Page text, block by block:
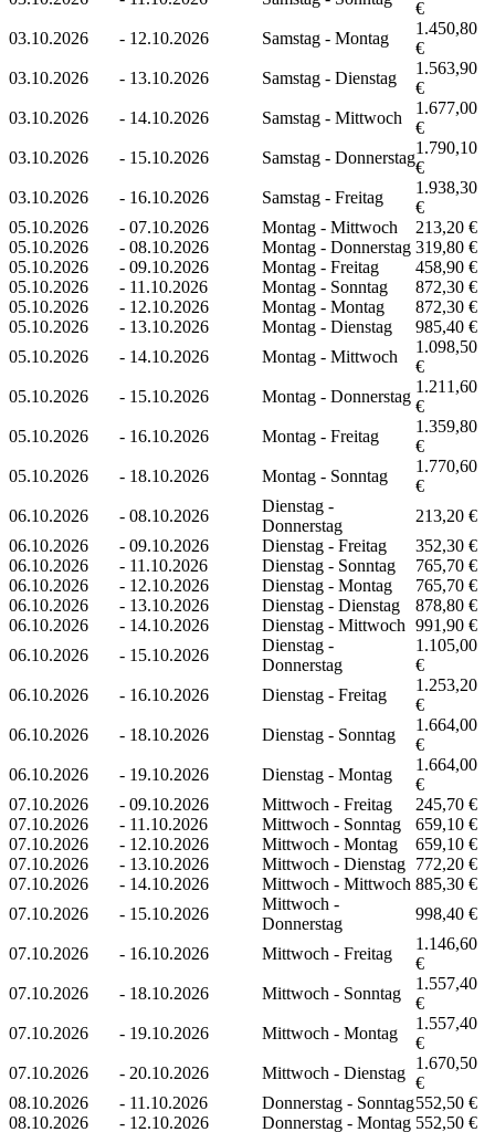
€
03.10.2026
- 12.10.2026 Samstag - Montag
1.450,80
€
03.10.2026
- 13.10.2026 Samstag - Dienstag
1.563,90
€
03.10.2026
- 14.10.2026 Samstag - Mittwoch
1.677,00
€
03.10.2026
- 15.10.2026 Samstag - Donnerstag
1.790,10
€
03.10.2026
- 16.10.2026 Samstag - Freitag
1.938,30
€
05.10.2026
- 07.10.2026 Montag - Mittwoch
213,20 €
05.10.2026
- 08.10.2026 Montag - Donnerstag 319,80 €
05.10.2026
- 09.10.2026 Montag - Freitag
458,90 €
05.10.2026
- 11.10.2026 Montag - Sonntag
872,30 €
05.10.2026
- 12.10.2026 Montag - Montag
872,30 €
05.10.2026
- 13.10.2026 Montag - Dienstag
985,40 €
05.10.2026
- 14.10.2026 Montag - Mittwoch
1.098,50
€
05.10.2026
- 15.10.2026 Montag - Donnerstag
1.211,60
€
05.10.2026
- 16.10.2026 Montag - Freitag
1.359,80
€
05.10.2026
- 18.10.2026 Montag - Sonntag
1.770,60
€
06.10.2026
- 08.10.2026
Dienstag -
Donnerstag
213,20 €
06.10.2026
- 09.10.2026 Dienstag - Freitag
352,30 €
06.10.2026
- 11.10.2026 Dienstag - Sonntag
765,70 €
06.10.2026
- 12.10.2026 Dienstag - Montag
765,70 €
06.10.2026
- 13.10.2026 Dienstag - Dienstag
878,80 €
06.10.2026
- 14.10.2026 Dienstag - Mittwoch 991,90 €
06.10.2026
- 15.10.2026
Dienstag -
Donnerstag
1.105,00
€
06.10.2026
- 16.10.2026 Dienstag - Freitag
1.253,20
€
06.10.2026
- 18.10.2026 Dienstag - Sonntag
1.664,00
€
06.10.2026
- 19.10.2026 Dienstag - Montag
1.664,00
€
07.10.2026
- 09.10.2026 Mittwoch - Freitag
245,70 €
07.10.2026
- 11.10.2026 Mittwoch - Sonntag
659,10 €
07.10.2026
- 12.10.2026 Mittwoch - Montag
659,10 €
07.10.2026
- 13.10.2026 Mittwoch - Dienstag 772,20 €
07.10.2026
- 14.10.2026 Mittwoch - Mittwoch 885,30 €
07.10.2026
- 15.10.2026
Mittwoch -
Donnerstag
998,40 €
07.10.2026 - 16.10.2026 Mittwoch - Freitag
1.146,60
€
07.10.2026
- 18.10.2026 Mittwoch - Sonntag
1.557,40
€
07.10.2026
- 19.10.2026 Mittwoch - Montag
1.557,40
€
07.10.2026
- 20.10.2026 Mittwoch - Dienstag
1.670,50
€
08.10.2026
- 11.10.2026 Donnerstag - Sonntag552,50 €
08.10.2026
- 12.10.2026 Donnerstag - Montag 552,50 €